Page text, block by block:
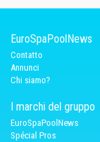
EuroSpaPoolNews
Contatto
Annunci
Chi siamo?
I marchi del gruppo
EuroSpaPoolNews
Spécial Pros